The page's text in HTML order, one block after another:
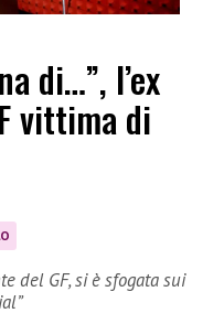
di…”, l’ex
vittima di
del GF, si è sfogata sui